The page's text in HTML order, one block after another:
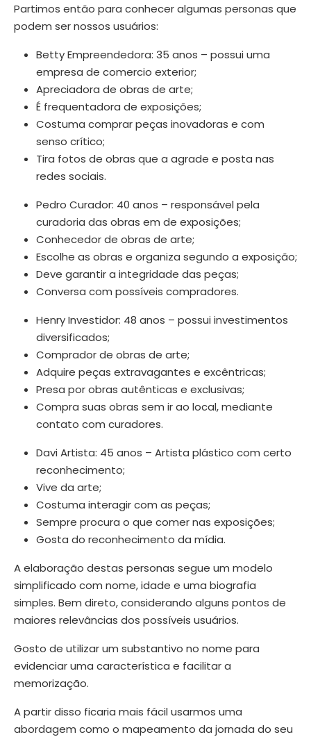
Partimos então para conhecer algumas personas que
podem ser nossos usuários:
Betty Empreendedora: 35 anos – possui uma
empresa de comercio exterior;
Apreciadora de obras de arte;
É frequentadora de exposições;
Costuma comprar peças inovadoras e com
senso crítico;
Tira fotos de obras que a agrade e posta nas
redes sociais.
Pedro Curador: 40 anos – responsável pela
curadoria das obras em de exposições;
Conhecedor de obras de arte;
Escolhe as obras e organiza segundo a exposição;
Deve garantir a integridade das peças;
Conversa com possíveis compradores.
Henry Investidor: 48 anos – possui investimentos
diversificados;
Comprador de obras de arte;
Adquire peças extravagantes e excêntricas;
Presa por obras autênticas e exclusivas;
Compra suas obras sem ir ao local, mediante
contato com curadores.
Davi Artista: 45 anos – Artista plástico com certo
reconhecimento;
Vive da arte;
Costuma interagir com as peças;
Sempre procura o que comer nas exposições;
Gosta do reconhecimento da mídia.
A elaboração destas personas segue um modelo
simplificado com nome, idade e uma biografia
simples. Bem direto, considerando alguns pontos de
maiores relevâncias dos possíveis usuários.
Gosto de utilizar um substantivo no nome para
evidenciar uma característica e facilitar a
memorização.
A partir disso ficaria mais fácil usarmos uma
abordagem como o mapeamento da jornada do seu